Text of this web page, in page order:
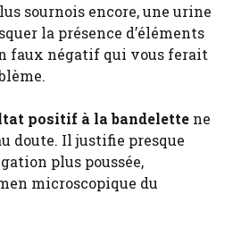
sournois encore, une urine
la présence d’éléments
faux négatif qui vous ferait
positif à la bandelette ne
doute. Il justifie presque
plus poussée,
microscopique du